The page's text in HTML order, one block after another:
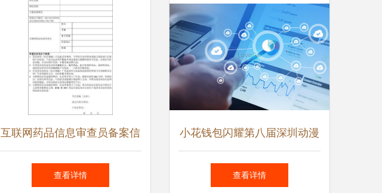
互联网药品信息审查员备案信
息表 规范互联网信息服务的
查看详情
小花钱包闪耀第八届深圳动漫
节 科技赋能互联网信息服务
查看详情